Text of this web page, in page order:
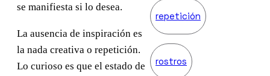
se manifiesta si lo desea.
La ausencia de inspiración es
la nada creativa o repetición.
Lo curioso es que el estado de
repetición
rostros